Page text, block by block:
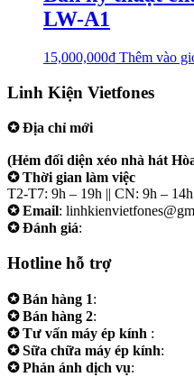
LW-A1
15,000,000₫ Thêm vào
Linh Kiện Vietfones
✪ Địa chỉ mới
(Hẻm đối diện xéo nhà hát
✪ Thời gian làm việc
T2-T7: 9h – 19h || CN: 9h – 14h
✪ Email:
✪ Đánh giá:
Hotline hỗ trợ
✪ Bán hàng 1:
✪ Bán hàng 2:
✪ Tư vấn máy ép kính :
✪ Sữa chữa máy ép kính:
✪ Phản ánh dịch vụ: